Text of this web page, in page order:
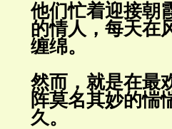
他们忙着迎接朝
的情人，每天在
缠绵。
然而，就是在最
阵莫名其妙的惴
久。